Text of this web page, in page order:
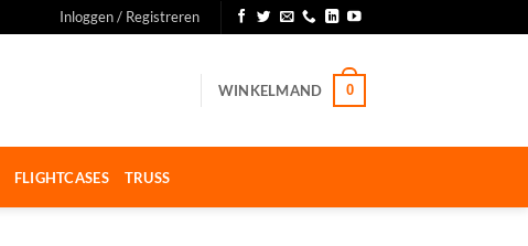
Inloggen / Registreren
WINKELMAND 0
FLIGHTCASES TRUSS